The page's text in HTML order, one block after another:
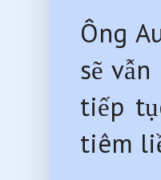
Ông
sẽ
tiếp
tiêm